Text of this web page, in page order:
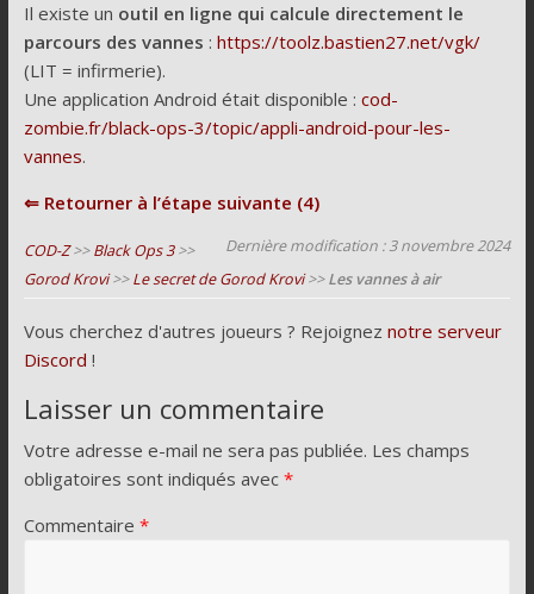
Il existe un outil en ligne qui calcule directement le
parcours des vannes : https://toolz.bastien27.net/vgk/
(LIT = infirmerie).
Une application Android était disponible : cod-
zombie.fr/black-ops-3/topic/appli-android-pour-les-
vannes.
⇐ Retourner à l’étape suivante (4)
Dernière modification : 3 novembre 2024
COD-Z>>Black Ops 3>>
Gorod Krovi>>Le secret de Gorod Krovi>>Les vannes à air
Vous cherchez d'autres joueurs ? Rejoignez notre serveur
Discord !
Laisser un commentaire
Votre adresse e-mail ne sera pas publiée. Les champs
obligatoires sont indiqués avec *
Commentaire *